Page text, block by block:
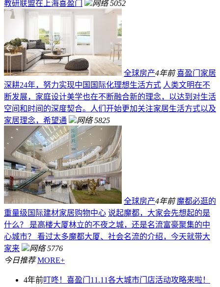
教研联盟在上海喜盈门
网络 5052
全球房产4年前 喜盈门家居
深耕24年，努力实现中国国际化理想生活方式 人类文明在不
断发展，家庭设计美学也在不断融合新的理念，以达到对生活
空间和时间的深度契合。人们开始更加关注家居生活方式以及
家居理念，希望通
网络 5825
全球房产4年前 魔都必逛的
重量级国际建材家居购物中心 说起魔都，大家会先想起的是
什么？ 是高楼大厦林立的不夜之城，还是名流富豪聚集的中
心城市？ 看过太多魔都大厦、社会名流的介绍，今天就带大
家来
网络 5776
今日推荐 MORE+
4年前叮咚！喜盈门11.11各大城市门店活动攻略来啦！